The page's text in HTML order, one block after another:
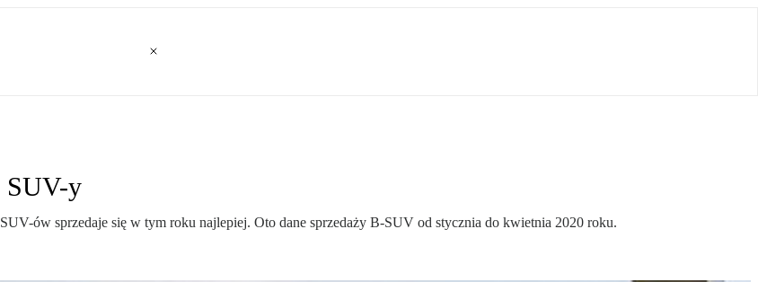
SUV-y
ów sprzedaje się w tym roku najlepiej. Oto dane sprzedaży B-SUV od stycznia do kwietnia 2020 roku.